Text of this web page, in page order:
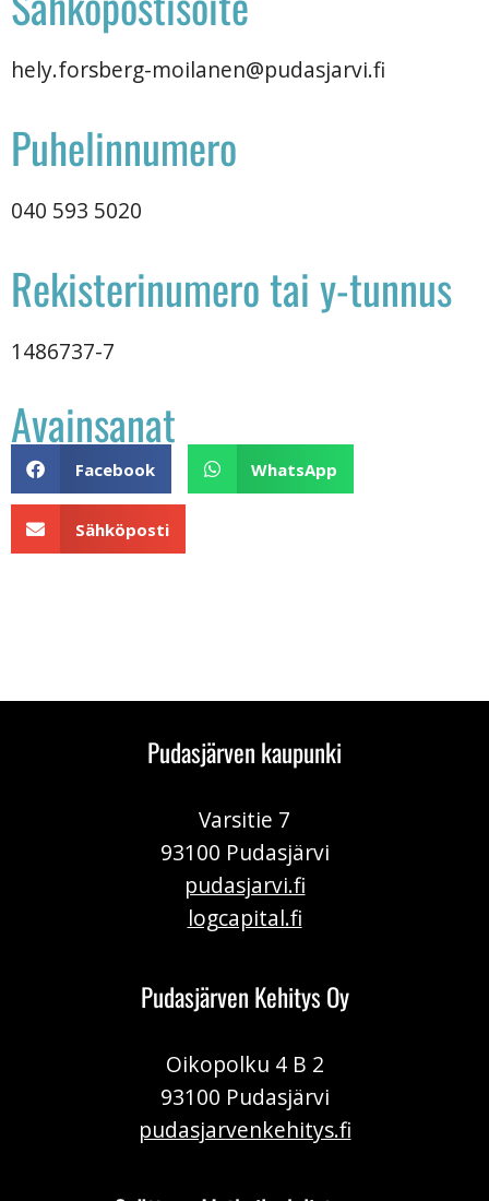
hely.forsberg-moilanen@pudasjarvi.fi
Puhelinnumero
040 593 5020
Rekisterinumero tai y-tunnus
1486737-7
Avainsanat
Facebook WhatsApp
Sähköposti
Pudasjärven kaupunki
Varsitie 7
93100 Pudasjärvi
pudasjarvi.fi
logcapital.fi
Pudasjärven Kehitys Oy
Oikopolku 4 B 2
93100 Pudasjärvi
pudasjarvenkehitys.fi